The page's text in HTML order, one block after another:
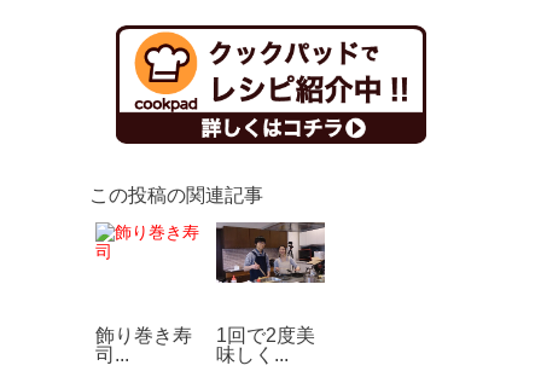
この投稿の関連記事
飾り巻き寿
司...
1回で2度美
味しく...